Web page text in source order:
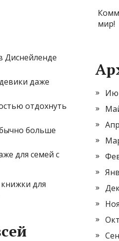
Диснейленде
даже
отдохнуть
больше
для семей с
для
мир!